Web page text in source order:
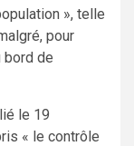
», telle
pour
bord de
le 19
« le contrôle